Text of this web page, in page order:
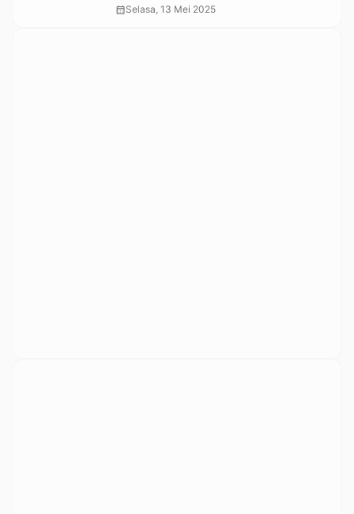
Kebanggaan Toraja
calendar_monthSelasa, 13 Mei 2025